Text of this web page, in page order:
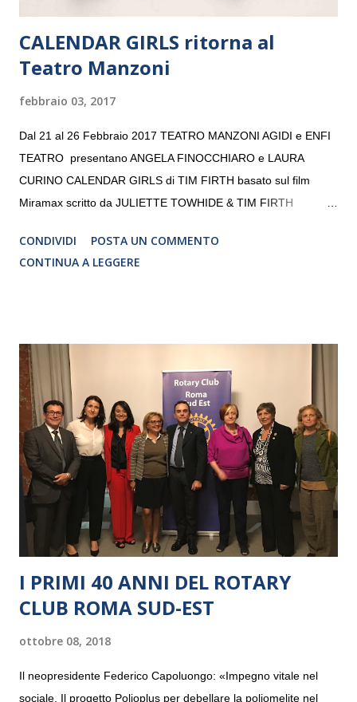
CALENDAR GIRLS ritorna al
Teatro Manzoni
febbraio 03, 2017
Dal 21 al 26 Febbraio 2017 TEATRO MANZONI AGIDI e ENFI
TEATRO presentano ANGELA FINOCCHIARO e LAURA
CURINO CALENDAR GIRLS di TIM FIRTH basato sul film
Miramax scritto da JULIETTE TOWHIDE & TIM FIRTH
CRISTINA PEZZOLI
CONDIVIDI
POSTA UN COMMENTO
CONTINUA A LEGGERE
I PRIMI 40 ANNI DEL ROTARY
CLUB ROMA SUD-EST
ottobre 08, 2018
Il neopresidente Federico Capoluongo: «Impegno vitale nel
sociale. Il progetto Polioplus per debellare la poliomelite nel